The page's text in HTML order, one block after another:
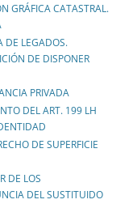
GRÁFICA CATASTRAL.
DE LEGADOS.
DE DISPONER
PRIVADA
DEL ART. 199 LH
DE SUPERFICIE
DE LOS
DEL SUSTITUIDO